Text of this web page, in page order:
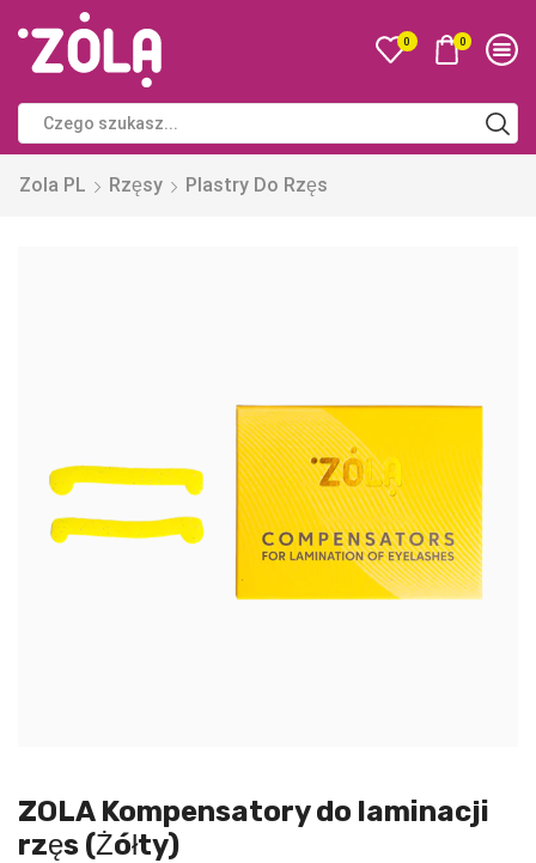
0 0
Zola PL Rzęsy Plastry Do Rzęs
ZOLA Kompensatory do laminacji
rzęs (Żółty)